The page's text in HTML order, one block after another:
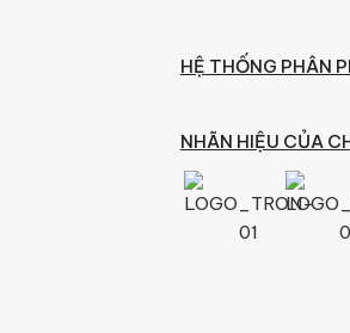
HỆ THỐNG PHÂN
NHÃN HIỆU CỦA